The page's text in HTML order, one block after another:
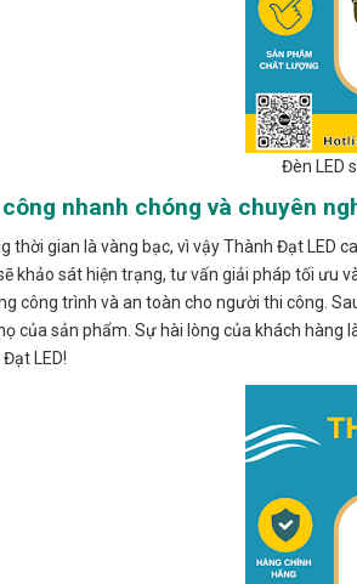
Đèn LED
nhanh chóng và chuyên
thời gian là vàng bạc, vì vậy Thành Đạt LED
khảo sát hiện trạng, tư vấn giải pháp tối ưu
công trình và an toàn cho người thi công.
của sản phẩm. Sự hài lòng của khách hàng
LED!